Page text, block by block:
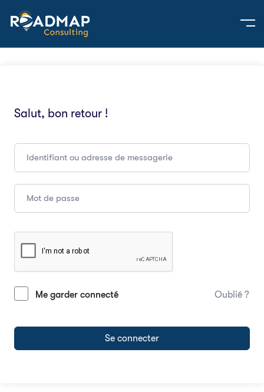
Salut, bon retour !
Me garder connecté Oublié ?
Se connecter